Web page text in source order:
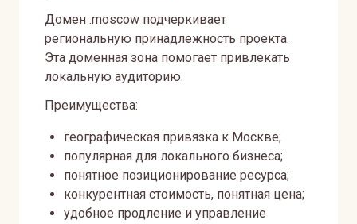
Домен .moscow подчеркивает
региональную принадлежность проекта.
Эта доменная зона помогает привлекать
локальную аудиторию.
Преимущества:
географическая привязка к Москве;
популярная для локального бизнеса;
понятное позиционирование ресурса;
конкурентная стоимость, понятная цена;
удобное продление и управление